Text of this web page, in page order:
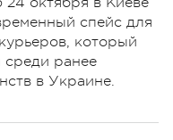
спейс для
который
среди ранее
в Украине.